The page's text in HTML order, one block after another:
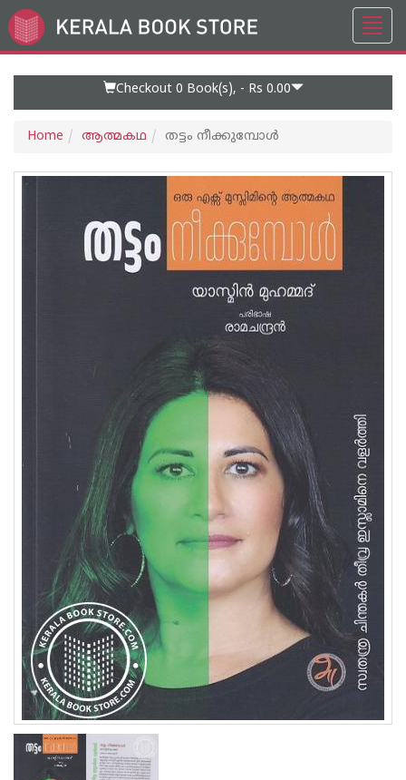
Go
to
Checkout 0 Book(s), - Rs 0.00
Home ആത്മകഥ തട്ടം നീക്കുമ്പോൾ